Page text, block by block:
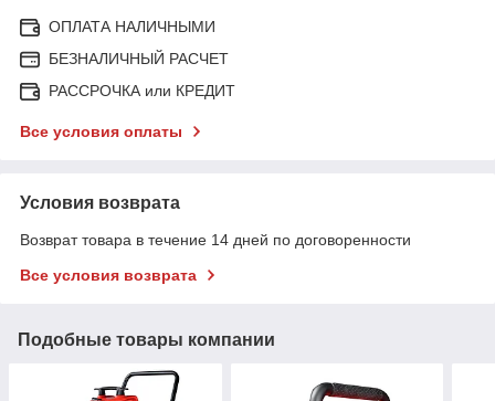
ОПЛАТА НАЛИЧНЫМИ
БЕЗНАЛИЧНЫЙ РАСЧЕТ
РАССРОЧКА или КРЕДИТ
Все условия оплаты
Условия возврата
Возврат товара в течение 14 дней по договоренности
Все условия возврата
Подобные товары компании